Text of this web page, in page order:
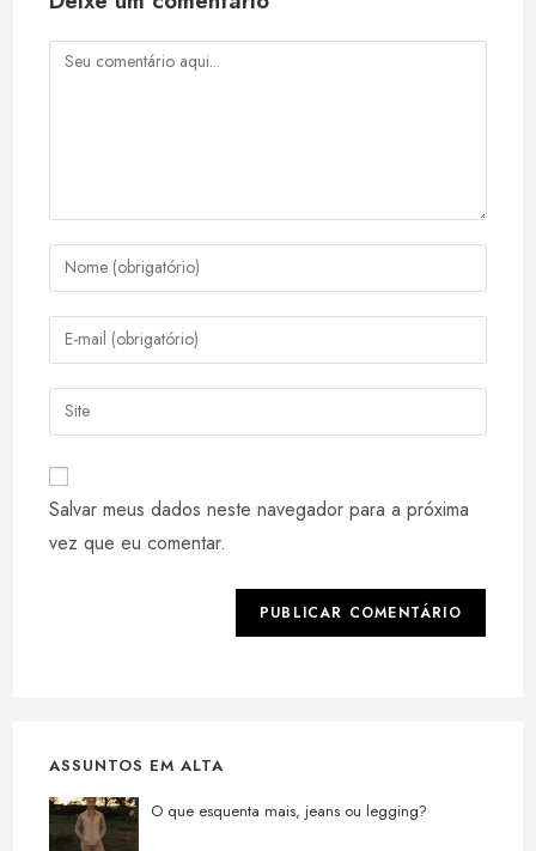
Comentário
Digite
seu
nome
ou
de
usuário
para
comentar
Digite
seu
endereço
de
para
comentar
Digite
o
do
seu
site
Salvar meus dados neste navegador para a próxima
vez que eu comentar.
ASSUNTOS EM ALTA
O que esquenta mais, jeans ou legging?